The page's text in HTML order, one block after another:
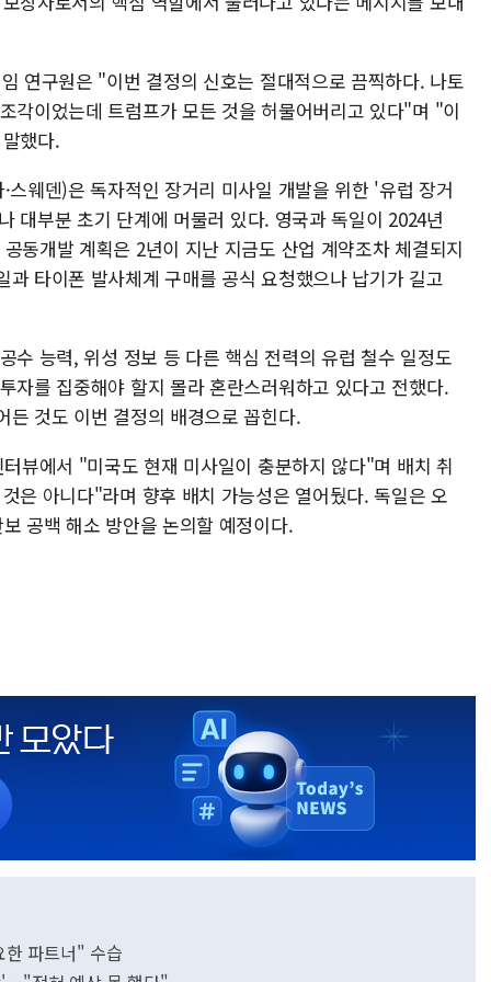
연구원은 "이번 결정의 신호는 절대적으로 끔찍하다. 나토
각이었는데 트럼프가 모든 것을 허물어버리고 있다"며 "이
했다.
·스웨덴)은 독자적인 장거리 미사일 개발을 위한 '유럽 장거
대부분 초기 단계에 머물러 있다. 영국과 독일이 2024년
동개발 계획은 2년이 지난 지금도 산업 계약조차 체결되지
타이폰 발사체계 구매를 공식 요청했으나 납기가 길고
수 능력, 위성 정보 등 다른 핵심 전력의 유럽 철수 일정도
자를 집중해야 할지 몰라 혼란스러워하고 있다고 전했다.
든 것도 이번 결정의 배경으로 꼽힌다.
뷰에서 "미국도 현재 미사일이 충분하지 않다"며 배치 취
은 아니다"라며 향후 배치 가능성은 열어뒀다. 독일은 오
공백 해소 방안을 논의할 예정이다.
파트너" 수습